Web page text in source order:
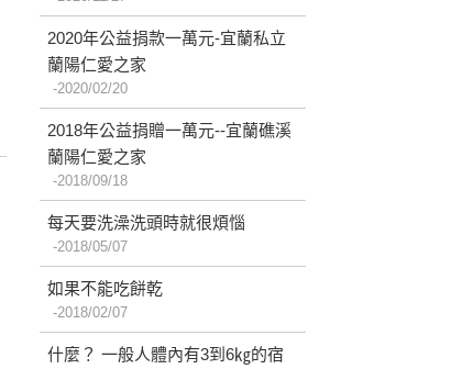
2020年公益捐款一萬元-宜蘭私立
蘭陽仁愛之家
2020/02/20
2018年公益捐贈一萬元--宜蘭礁溪
蘭陽仁愛之家
2018/09/18
每天要洗澡洗頭時就很煩惱
2018/05/07
如果不能吃餅乾
2018/02/07
什麼？ 一般人體內有3到6㎏的宿